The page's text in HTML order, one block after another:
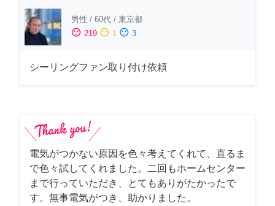
男性 / 60代 / 東京都
sentiment_satisfied 219 sentiment_neutral 1 sentiment_dissatisfied 3
シーリングファン取り付け依頼
電気がつかない原因を色々考えてくれて、直るま
で色々試してくれました。二回もホームセンター
まで行っていただき、とてもありがたかったで
す。無事電気がつき、助かりました。